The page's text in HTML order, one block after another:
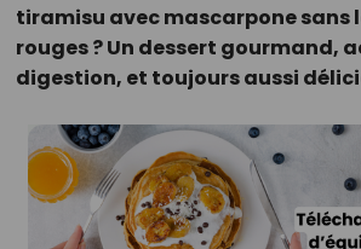
tiramisu avec mascarpone sans
rouges ? Un dessert gourmand,
digestion, et toujours aussi